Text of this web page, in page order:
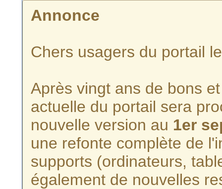
Annonce
Chers usagers du portail
Après vingt ans de bons
actuelle du portail sera
nouvelle version au 1er
une refonte complète de
supports (ordinateurs,
également de nouvelles